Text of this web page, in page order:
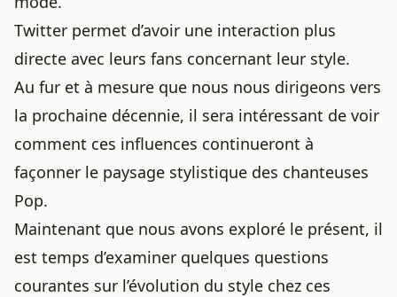
Twitter permet d’avoir une interaction plus
directe avec leurs fans concernant leur style.
Au fur et à mesure que nous nous dirigeons vers
la prochaine décennie, il sera intéressant de voir
comment ces influences continueront à
façonner le paysage stylistique des chanteuses
Pop.
Maintenant que nous avons exploré le présent, il
est temps d’examiner quelques questions
courantes sur l’évolution du style chez ces